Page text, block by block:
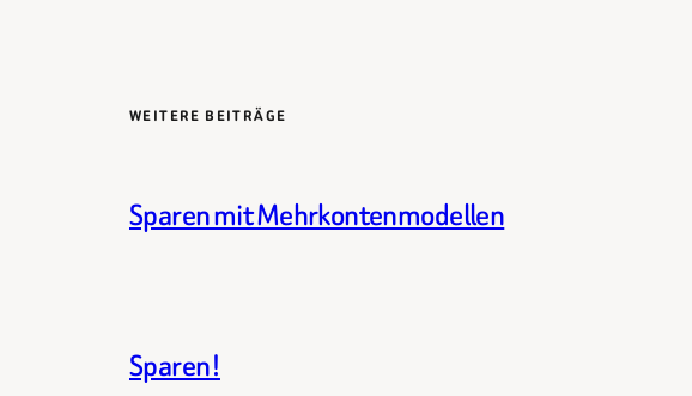
WEITERE BEITRÄGE
Sparen mit Mehrkontenmodellen
Sparen!